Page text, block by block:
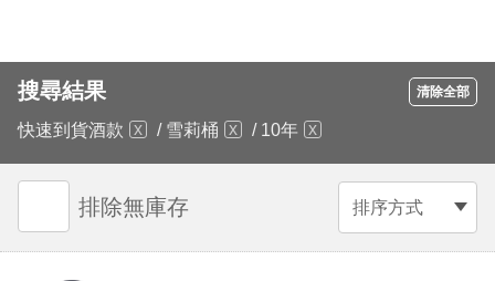
搜尋結果 清除全部
快速到貨酒款 / 雪莉桶 / 10年
排序方式
排除無庫存